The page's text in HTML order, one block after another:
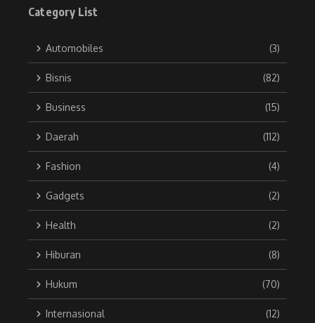
Category List
Automobiles (3)
Bisnis (82)
Business (15)
Daerah (112)
Fashion (4)
Gadgets (2)
Health (2)
Hiburan (8)
Hukum (70)
Internasional (12)